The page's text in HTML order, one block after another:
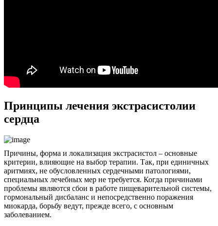
Принципы лечения экстрасистолии
сердца
Причины, форма и локализация экстрасистол – основные
критерии, влияющие на выбор терапии. Так, при единичных
аритмиях, не обусловленных сердечными патологиями,
специальных лечебных мер не требуется. Когда причинами
проблемы являются сбои в работе пищеварительной системы,
гормональный дисбаланс и непосредственно поражения
миокарда, борьбу ведут, прежде всего, с основным
заболеванием.